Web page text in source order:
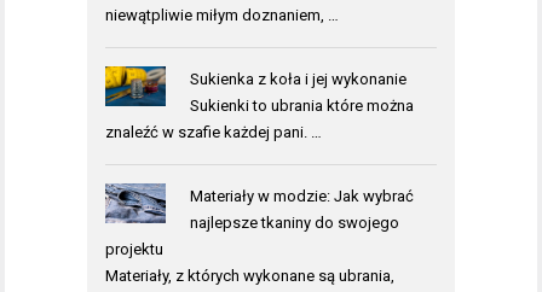
niewątpliwie miłym doznaniem, …
Sukienka z koła i jej wykonanie
Sukienki to ubrania które można
znaleźć w szafie każdej pani. …
Materiały w modzie: Jak wybrać
najlepsze tkaniny do swojego
projektu
Materiały, z których wykonane są ubrania,